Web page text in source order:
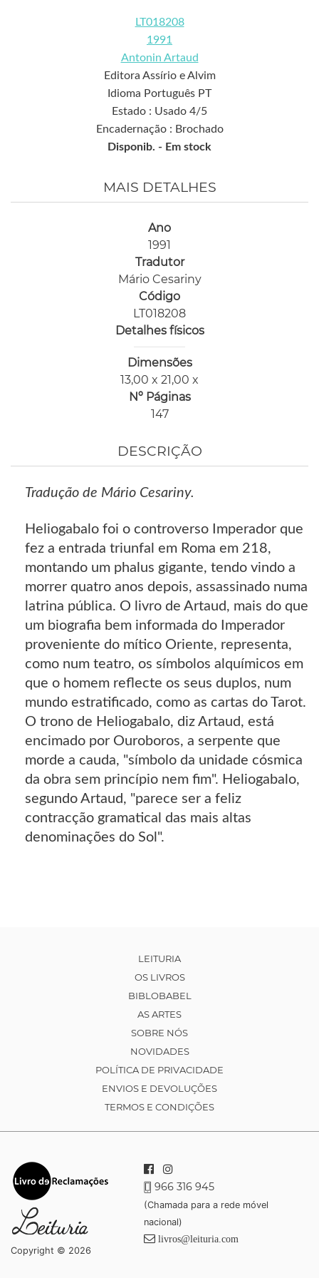
LT018208
1991
Antonin Artaud
Editora Assírio e Alvim
Idioma Português PT
Estado : Usado 4/5
Encadernação : Brochado
Disponib. - Em stock
MAIS DETALHES
Ano
1991
Tradutor
Mário Cesariny
Código
LT018208
Detalhes físicos
Dimensões
13,00 x 21,00 x
Nº Páginas
147
DESCRIÇÃO
Tradução de Mário Cesariny.
Heliogabalo foi o controverso Imperador que
fez a entrada triunfal em Roma em 218,
montando um phalus gigante, tendo vindo a
morrer quatro anos depois, assassinado numa
latrina pública. O livro de Artaud, mais do que
um biografia bem informada do Imperador
proveniente do mítico Oriente, representa,
como num teatro, os símbolos alquímicos em
que o homem reflecte os seus duplos, num
mundo estratificado, como as cartas do Tarot.
O trono de Heliogabalo, diz Artaud, está
encimado por Ouroboros, a serpente que
morde a cauda, "símbolo da unidade cósmica
da obra sem princípio nem fim". Heliogabalo,
segundo Artaud, "parece ser a feliz
contracção gramatical das mais altas
denominações do Sol".
LEITURIA
OS LIVROS
BIBLOBABEL
AS ARTES
SOBRE NÓS
NOVIDADES
POLÍTICA DE PRIVACIDADE
ENVIOS E DEVOLUÇÕES
TERMOS E CONDIÇÕES
Copyright © 2026
966 316 945
(Chamada para a rede móvel
nacional)
livros@leituria.com